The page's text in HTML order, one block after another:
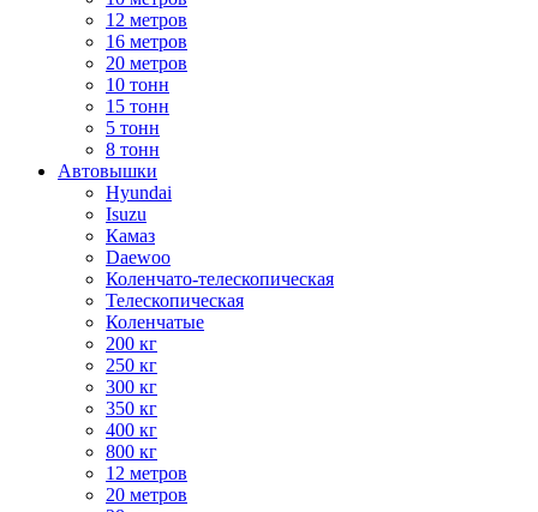
12 метров
16 метров
20 метров
10 тонн
15 тонн
5 тонн
8 тонн
Автовышки
Hyundai
Isuzu
Камаз
Daewoo
Коленчато-телескопическая
Телескопическая
Коленчатые
200 кг
250 кг
300 кг
350 кг
400 кг
800 кг
12 метров
20 метров